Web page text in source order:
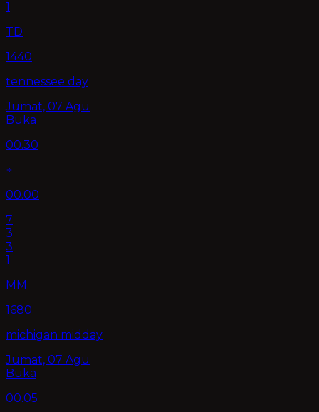
1
TD
1440
tennessee day
Jumat, 07 Agu
Buka
00.30
00.00
7
3
3
1
MM
1680
michigan midday
Jumat, 07 Agu
Buka
00.05